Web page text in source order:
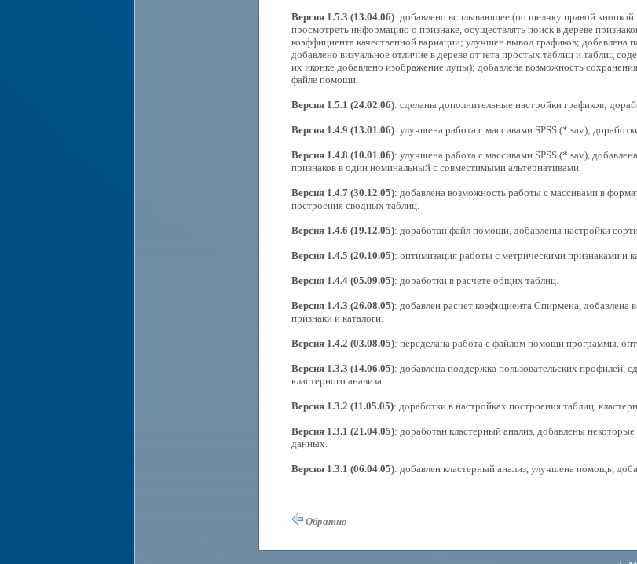
Версия 1.5.3 (13.04.06): добавлено всплывающее (по щелчку правой
просмотреть информацию о признаке, осуществлять поиск в дереве
коэффициента качественной вариации; улучшен вывод графиков; добавлена
добавлено визуальное отличие в дереве отчета простых таблиц и таблиц
их иконке добавлено изображение лупы); добавлена возможность
файле помощи.
Версия 1.5.1 (24.02.06): сделаны дополнительные настройки графиков;
Версия 1.4.9 (13.01.06): улучшена работа с массивами SPSS (*.sav);
Версия 1.4.8 (10.01.06): улучшена работа с массивами SPSS (*.sav),
признаков в один номинальный с совместимыми альтернативами.
Версия 1.4.7 (30.12.05): добавлена возможность работы с массивами в
построения сводных таблиц.
Версия 1.4.6 (19.12.05): доработан файл помощи, добавлены настройки
Версия 1.4.5 (20.10.05): оптимизация работы с метрическими признаками и
Версия 1.4.4 (05.09.05): доработки в расчете общих таблиц.
Версия 1.4.3 (26.08.05): добавлен расчет коэфициента Спирмена, добавлена
признаки и каталоги.
Версия 1.4.2 (03.08.05): переделана работа с файлом помощи программы,
Версия 1.3.3 (14.06.05): добавлена поддержка пользовательских профилей,
кластерного анализа.
Версия 1.3.2 (11.05.05): доработки в настройках построения таблиц,
Версия 1.3.1 (21.04.05): доработан кластерный анализ, добавлены
данных.
Версия 1.3.1 (06.04.05): добавлен кластерный анализ, улучшена помощь,
Обратно